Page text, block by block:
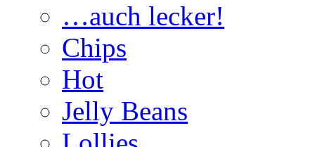
…auch lecker!
Chips
Hot
Jelly Beans